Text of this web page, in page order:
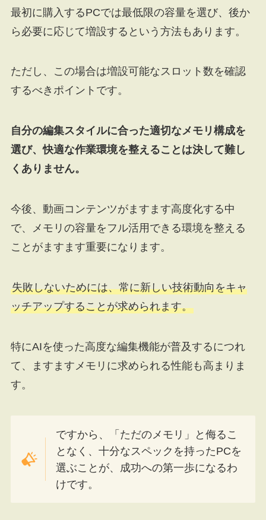
最初に購入するPCでは最低限の容量を選び、後か
ら必要に応じて増設するという方法もあります。
ただし、この場合は増設可能なスロット数を確認
するべきポイントです。
自分の編集スタイルに合った適切なメモリ構成を
選び、快適な作業環境を整えることは決して難し
くありません。
今後、動画コンテンツがますます高度化する中
で、メモリの容量をフル活用できる環境を整える
ことがますます重要になります。
失敗しないためには、常に新しい技術動向をキャ
ッチアップすることが求められます。
特にAIを使った高度な編集機能が普及するにつれ
て、ますますメモリに求められる性能も高まりま
す。
ですから、「ただのメモリ」と侮るこ
となく、十分なスペックを持ったPCを
選ぶことが、成功への第一歩になるわ
けです。